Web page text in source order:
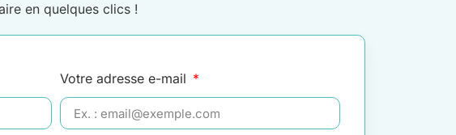
en quelques clics !
Votre adresse e-mail